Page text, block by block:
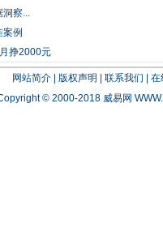
洞察...
案例
挣2000元
网站简介| 版权声明 联系我们
在
© 2000-2018 威易网 WWW.